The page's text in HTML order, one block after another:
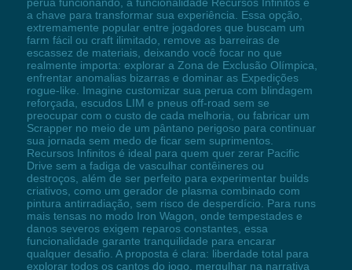
perua funcionando, a funcionalidade Recursos Infinitos é
a chave para transformar sua experiência. Essa opção,
extremamente popular entre jogadores que buscam um
farm fácil ou craft ilimitado, remove as barreiras de
escassez de materiais, deixando você focar no que
realmente importa: explorar a Zona de Exclusão Olímpica,
enfrentar anomalias bizarras e dominar as Expedições
rogue-like. Imagine customizar sua perua com blindagem
reforçada, escudos LIM e pneus off-road sem se
preocupar com o custo de cada melhoria, ou fabricar um
Scrapper no meio de um pântano perigoso para continuar
sua jornada sem medo de ficar sem suprimentos.
Recursos Infinitos é ideal para quem quer zerar Pacific
Drive sem a fadiga de vasculhar contêineres ou
destroços, além de ser perfeito para experimentar builds
criativos, como um gerador de plasma combinado com
pintura antirradiação, sem risco de desperdício. Para runs
mais tensas no modo Iron Wagon, onde tempestades e
danos severos exigem reparos constantes, essa
funcionalidade garante tranquilidade para encarar
qualquer desafio. A proposta é clara: liberdade total para
explorar todos os cantos do jogo, mergulhar na narrativa